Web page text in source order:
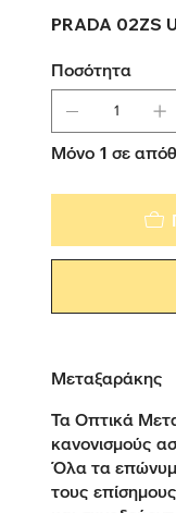
PRADA 02ZS
Ποσότητα
Μόνο 1 σε
Μεταξαράκης
Τα Οπτικά
κανονισμούς
Όλα τα
τους